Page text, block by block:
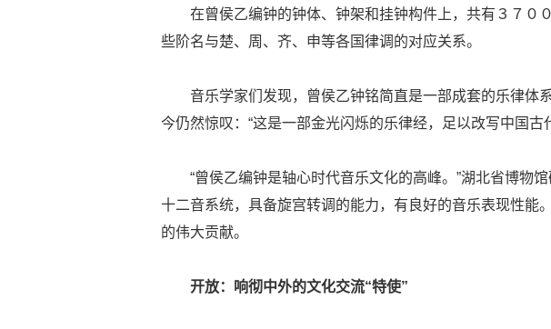
在曾侯乙编钟的钟体、钟架和挂钟构件上，共有３７０
些阶名与楚、周、齐、申等各国律调的对应关系。
音乐学家们发现，曾侯乙钟铭简直是一部成套的乐律体
今仍然惊叹：“这是一部金光闪烁的乐律经，足以改写中国古
“曾侯乙编钟是轴心时代音乐文化的高峰。”湖北省博物
十二音系统，具备旋宫转调的能力，有良好的音乐表现性能
的伟大贡献。
开放：响彻中外的文化交流“特使”